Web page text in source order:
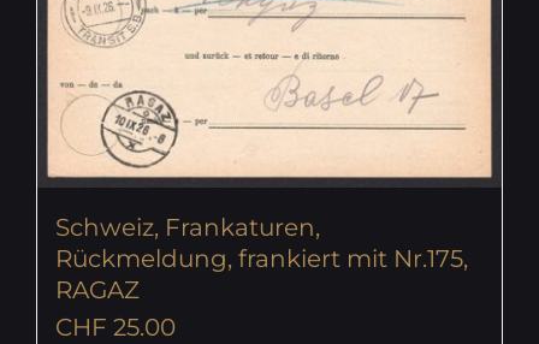
Schweiz, Frankaturen,
Rückmeldung, frankiert mit Nr.175,
RAGAZ
CHF 25.00